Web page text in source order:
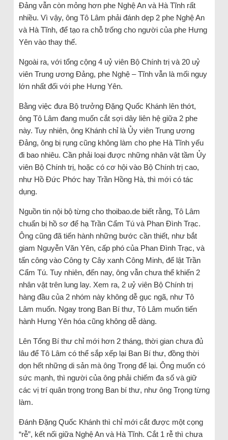
Đảng vẫn còn mỏng hơn phe Nghệ An và Hà Tĩnh rất
nhiều. Vì vậy, ông Tô Lâm phải đánh dẹp 2 phe Nghệ An
và Hà Tĩnh, để tạo ra chỗ trống cho người của phe Hưng
Yên vào thay thế.
Ngoài ra, với tổng cộng 4 uỷ viên Bộ Chính trị và 20 uỷ
viên Trung ương Đảng, phe Nghệ – Tĩnh vẫn là mối nguy
lớn nhất đối với phe Hưng Yên.
Bằng việc đưa Bộ trưởng Đặng Quốc Khánh lên thớt,
ông Tô Lâm đang muốn cắt sợi dây liên hệ giữa 2 phe
này. Tuy nhiên, ông Khánh chỉ là Ủy viên Trung ương
Đảng, ông bị rụng cũng không làm cho phe Hà Tĩnh yếu
đi bao nhiêu. Cần phải loại được những nhân vật tầm Ủy
viên Bộ Chính trị, hoặc có cơ hội vào Bộ Chính trị cao,
như Hồ Đức Phớc hay Trần Hồng Hà, thì mới có tác
dụng.
Nguồn tin nội bộ từng cho thoibao.de biết rằng, Tô Lâm
chuẩn bị hồ sơ để hạ Trần Cẩm Tú và Phan Đình Trạc.
Ông cũng đã tiến hành những bước cần thiết, như bắt
giam Nguyễn Văn Yên, cấp phó của Phan Đình Trạc, và
tấn công vào Công ty Cây xanh Công Minh, để lật Trần
Cẩm Tú. Tuy nhiên, đến nay, ông vẫn chưa thể khiến 2
nhân vật trên lung lay. Xem ra, 2 uỷ viên Bộ Chính trị
hàng đầu của 2 nhóm này không dễ gục ngã, như Tô
Lâm muốn. Ngay trong Ban Bí thư, Tô Lâm muốn tiến
hành Hưng Yên hóa cũng không dễ dàng.
Lên Tổng Bí thư chỉ mới hơn 2 tháng, thời gian chưa đủ
lâu để Tô Lâm có thể sắp xếp lại Ban Bí thư, đồng thời
dọn hết những di sản mà ông Trọng để lại. Ông muốn có
sức mạnh, thì người của ông phải chiếm đa số và giữ
các vị trí quân trọng trong Ban bí thư, như ông Trọng từng
làm.
Đánh Đặng Quốc Khánh thì chỉ mới cắt được một cọng
“rễ”, kết nối giữa Nghệ An và Hà Tĩnh. Cắt 1 rễ thì chưa